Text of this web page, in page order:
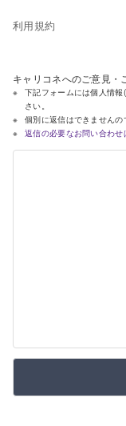
利用規約
キャリコネへのご意見・
下記フォームには個人情
さい。
個別に返信はできませんの
返信の必要なお問い合わせ